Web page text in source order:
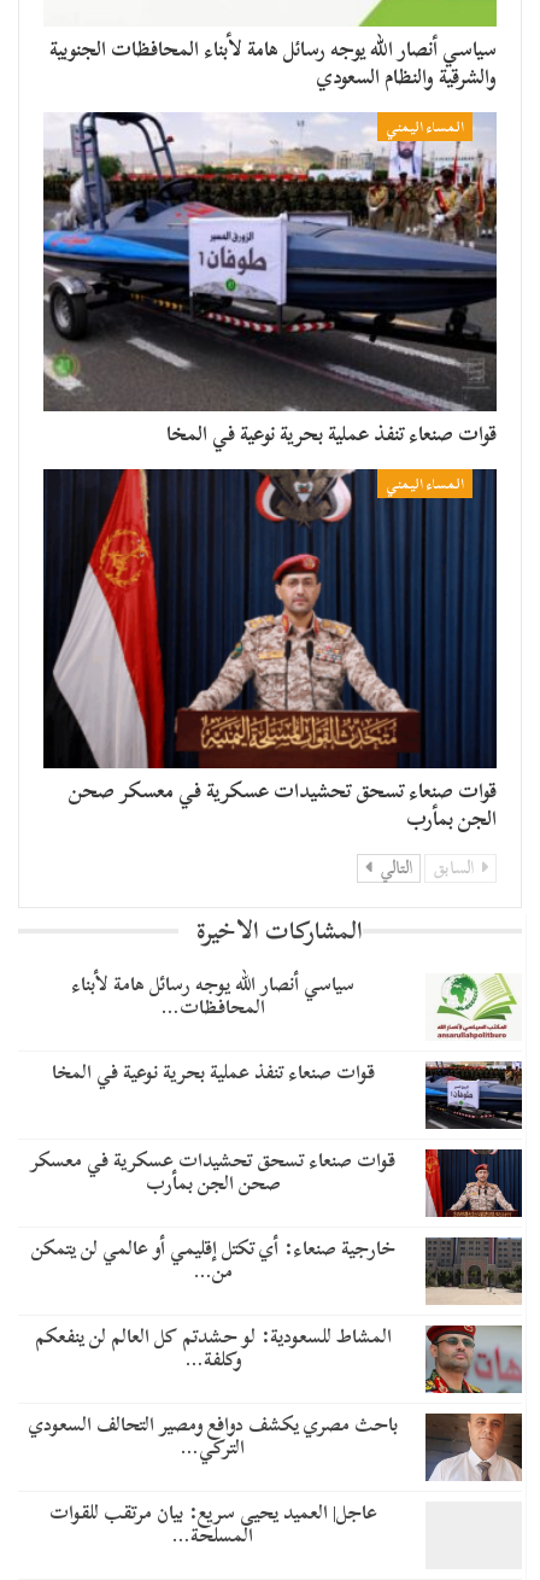
سياسي أنصار الله يوجه رسائل هامة لأبناء المحافظات الجنوبية
والشرقية والنظام السعودي
المساء اليمني
قوات صنعاء تنفذ عملية بحرية نوعية في المخا
المساء اليمني
قوات صنعاء تسحق تحشيدات عسكرية في معسكر صحن
الجن بمأرب
السابق التالي
المشاركات الاخيرة
سياسي أنصار الله يوجه رسائل هامة لأبناء
المحافظات…
قوات صنعاء تنفذ عملية بحرية نوعية في المخا
قوات صنعاء تسحق تحشيدات عسكرية في معسكر
صحن الجن بمأرب
خارجية صنعاء: أي تكتل إقليمي أو عالمي لن يتمكن
من…
المشاط للسعودية: لو حشدتم كل العالم لن ينفعكم
وكلفة…
باحث مصري يكشف دوافع ومصير التحالف السعودي
التركي…
عاجل| العميد يحيى سريع: بيان مرتقب للقوات
المسلحة…